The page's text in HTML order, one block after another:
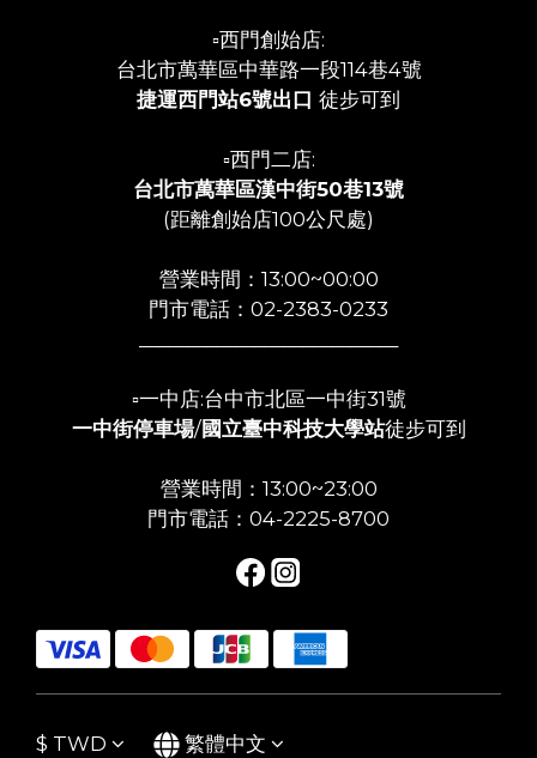
▫️西門創始店:
台北市萬華區中華路一段114巷4號
捷運西門站6號出口 徒步可到
▫️西門二店:
台北市萬華區漢中街50巷13號
(距離創始店100公尺處)
營業時間：13:00~00:00
門市電話：02-2383-0233
▫️一中店:台中市北區一中街31號
一中街停車場/國立臺中科技大學站徒步可到
營業時間：13:00~23:00
門市電話：04-2225-8700
$ TWD 繁體中文